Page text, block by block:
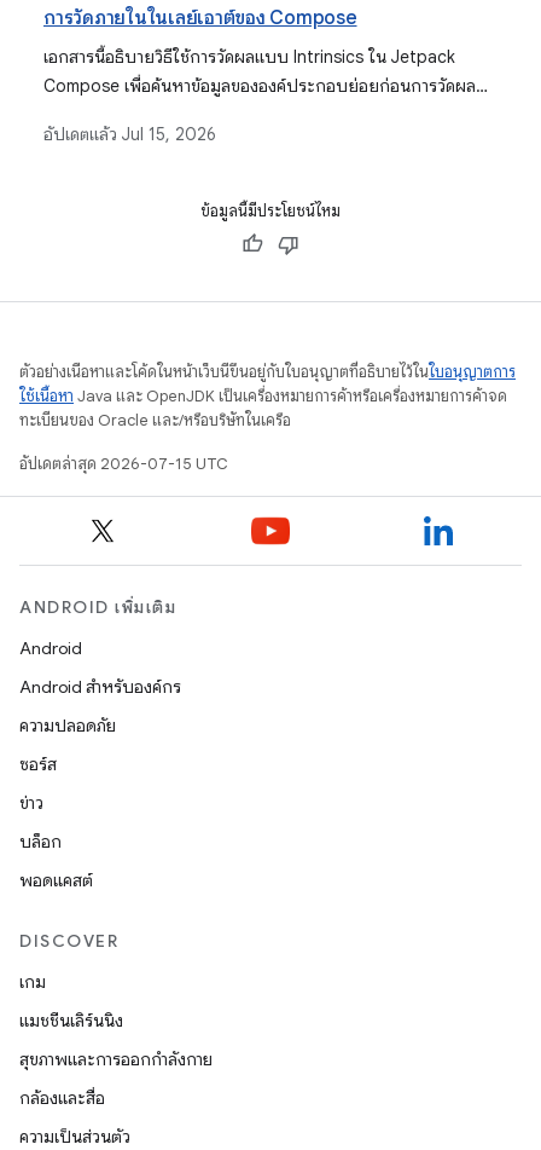
การวัดภายในในเลย์เอาต์ของ Compose
เอกสารนี้อธิบายวิธีใช้การวัดผลแบบ Intrinsics ใน Jetpack
Compose เพื่อค้นหาข้อมูลขององค์ประกอบย่อยก่อนการวัดผล
ประกอบอย่างถูกต้อง
อัปเดตแล้ว Jul 15, 2026
ข้อมูลนี้มีประโยชน์ไหม
ตัวอย่างเนื้อหาและโค้ดในหน้าเว็บนี้ขึ้นอยู่กับใบอนุญาตที่อธิบายไว้ในใบอนุญาตการ
ใช้เนื้อหา Java และ OpenJDK เป็นเครื่องหมายการค้าหรือเครื่องหมายการค้าจด
ทะเบียนของ Oracle และ/หรือบริษัทในเครือ
อัปเดตล่าสุด 2026-07-15 UTC
ANDROID เพิ่มเติม
Android
Android สำหรับองค์กร
ความปลอดภัย
ซอร์ส
ข่าว
บล็อก
พอดแคสต์
DISCOVER
เกม
แมชชีนเลิร์นนิง
สุขภาพและการออกกำลังกาย
กล้องและสื่อ
ความเป็นส่วนตัว